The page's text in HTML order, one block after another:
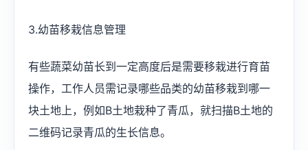
3.幼苗移栽信息管理
有些蔬菜幼苗长到一定高度后是需要移栽进行育苗
操作，工作人员需记录哪些品类的幼苗移栽到哪一
块土地上，例如B土地栽种了青瓜，就扫描B土地的
二维码记录青瓜的生长信息。